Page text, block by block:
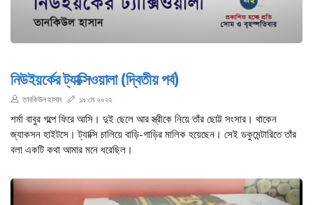
নিউইয়র্কের ট্যাক্সিওয়ালা (দ্বিতীয় পর্ব)
তানকিউল হাসান ১৯ মে ২০২২
শর্মা বাবুর গল্পে ফিরে আসি। দুই ছেলে আর স্ত্রীকে নিয়ে তাঁর ছোট্ট সংসার। থাকেন
জ্যাকসন হাইটসে। ট্যাক্সি চালিয়ে বাড়ি-গাড়ির মালিক হয়েছেন। সেই ডকুমেন্টারিতে তাঁর
বলা একটি কথা আমার মনে ধরেছিল।